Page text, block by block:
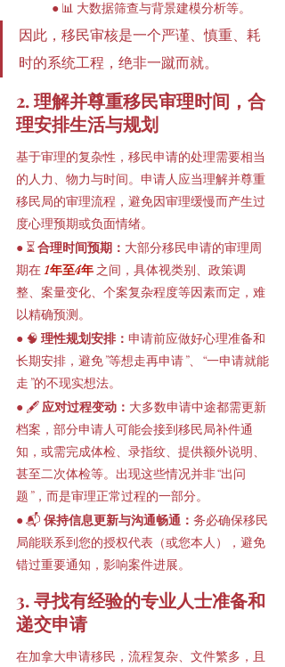
● 📊 大数据筛查与背景建模分析等。
因此，移民审核是一个严谨、慎重、耗
时的系统工程，绝非一蹴而就。
2. 理解并尊重移民审理时间，合
理安排生活与规划
基于审理的复杂性，移民申请的处理需要相当
的人力、物力与时间。申请人应当理解并尊重
移民局的审理流程，避免因审理缓慢而产生过
度心理预期或负面情绪。
● ⏳ 合理时间预期： 大部分移民申请的审理周
期在 1年至4年 之间，具体视类别、政策调
整、案量变化、个案复杂程度等因素而定，难
以精确预测。
● 🧠 理性规划安排： 申请前应做好心理准备和
长期安排，避免”等想走再申请”、“一申请就能
走”的不现实想法。
● 🖋 应对过程变动： 大多数申请中途都需更新
档案，部分申请人可能会接到移民局补件通
知，或需完成体检、录指纹、提供额外说明、
甚至二次体检等。出现这些情况并非“出问
题”，而是审理正常过程的一部分。
● 📬 保持信息更新与沟通畅通： 务必确保移民
局能联系到您的授权代表（或您本人），避免
错过重要通知，影响案件进展。
3. 寻找有经验的专业人士准备和
递交申请
在加拿大申请移民，流程复杂、文件繁多，且